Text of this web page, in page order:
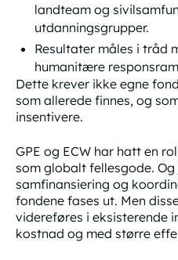
landteam og
utdanningsgrupper.
Resultater måles i tråd
humanitære
Dette krever ikke egne
som allerede finnes, og
insentivere.
GPE og ECW har hatt en
som globalt fellesgode. Og
samfinansiering og
fondene fases ut. Men
videreføres i eksisterende
kostnad og med større